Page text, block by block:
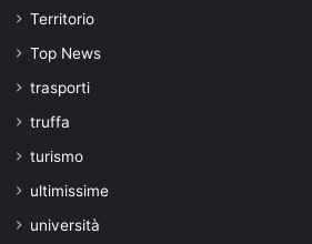
Territorio
Top News
trasporti
truffa
turismo
ultimissime
università